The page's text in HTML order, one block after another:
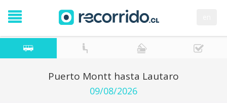
Puerto Montt hasta Lautaro
09/08/2026